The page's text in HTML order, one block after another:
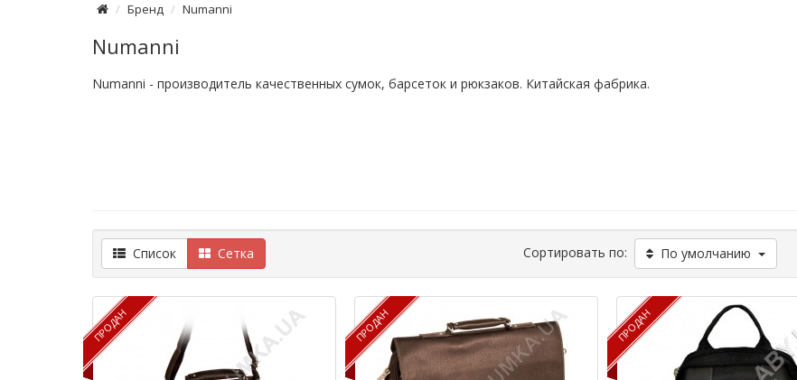
Бренд Numanni
Numanni
Numanni - производитель качественных сумок, барсеток и рюкзаков. Китайская фабрика.
Список Сетка Сортировать по: По умолчанию
ПРОДАН
ПРОДАН ПРОДАН
ПРОДАН ПРОДАН
ПРОДАН